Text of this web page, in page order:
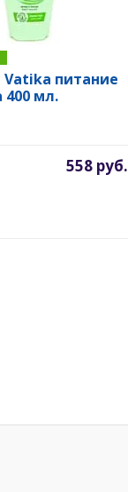
питание
мл.
558 руб.